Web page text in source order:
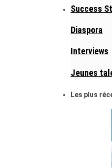
Success
Diaspora
Interviews
Jeunes
Les plus